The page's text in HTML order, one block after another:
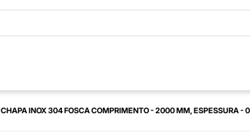
CHAPA INOX 304 FOSCA COMPRIMENTO - 2000 MM, ESPESSURA -